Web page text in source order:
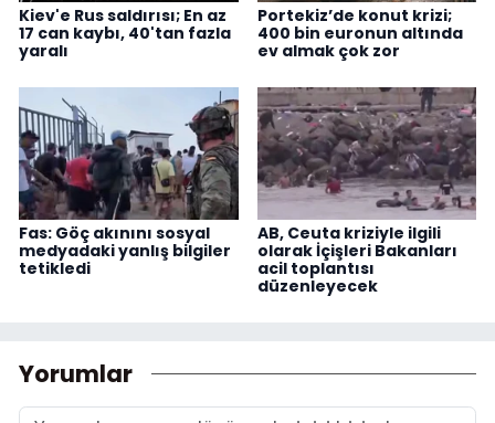
Kiev'e Rus saldırısı; En az
17 can kaybı, 40'tan fazla
yaralı
Portekiz’de konut krizi;
400 bin euronun altında
ev almak çok zor
Fas: Göç akınını sosyal
medyadaki yanlış bilgiler
tetikledi
AB, Ceuta kriziyle ilgili
olarak İçişleri Bakanları
acil toplantısı
düzenleyecek
Yorumlar